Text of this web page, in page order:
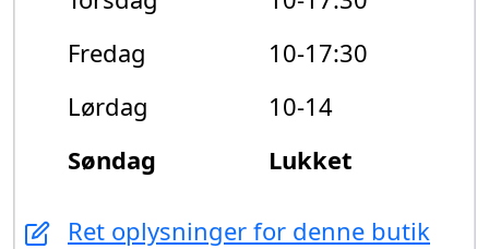
Fredag
10-17:30
Lørdag
10-14
Søndag
Lukket
Ret oplysninger for denne butik